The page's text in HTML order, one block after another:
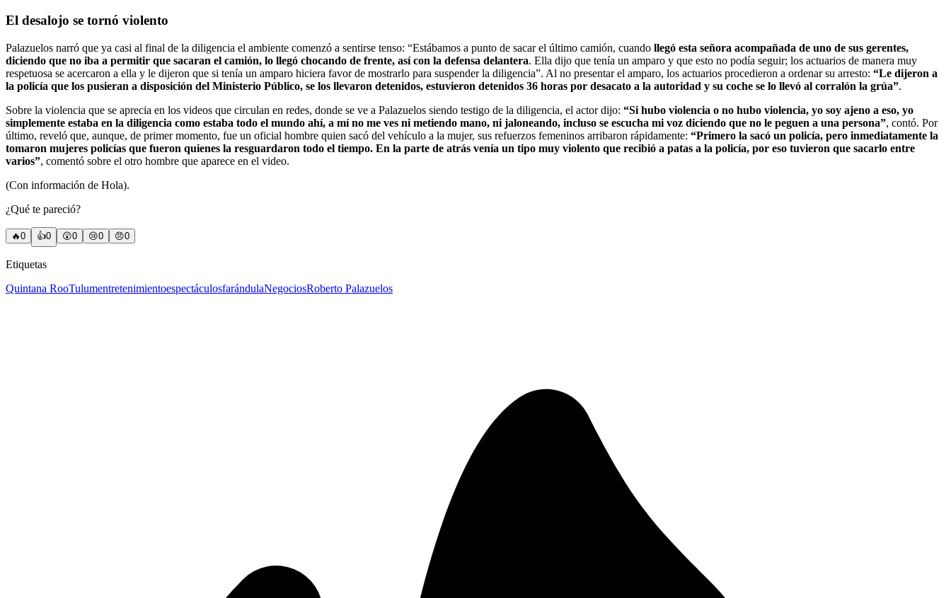
El desalojo se tornó violento
Palazuelos narró que ya casi al final de la diligencia el ambiente comenzó a sentirse tenso: “Estábamos a punto de sacar el último camión, cuando llegó esta señora acompañada de uno de sus gerentes,
diciendo que no iba a permitir que sacaran el camión, lo llegó chocando de frente, así con la defensa delantera. Ella dijo que tenía un amparo y que esto no podía seguir; los actuarios de manera muy
respetuosa se acercaron a ella y le dijeron que si tenía un amparo hiciera favor de mostrarlo para suspender la diligencia”. Al no presentar el amparo, los actuarios procedieron a ordenar su arresto: “Le dijeron a
la policía que los pusieran a disposición del Ministerio Público, se los llevaron detenidos, estuvieron detenidos 36 horas por desacato a la autoridad y su coche se lo llevó al corralón la grúa”.
Sobre la violencia que se aprecia en los videos que circulan en redes, donde se ve a Palazuelos siendo testigo de la diligencia, el actor dijo: “Si hubo violencia o no hubo violencia, yo soy ajeno a eso, yo
simplemente estaba en la diligencia como estaba todo el mundo ahí, a mí no me ves ni metiendo mano, ni jaloneando, incluso se escucha mi voz diciendo que no le peguen a una persona”, contó. Por
último, reveló que, aunque, de primer momento, fue un oficial hombre quien sacó del vehículo a la mujer, sus refuerzos femeninos arribaron rápidamente: “Primero la sacó un policía, pero inmediatamente la
tomaron mujeres policías que fueron quienes la resguardaron todo el tiempo. En la parte de atrás venía un tipo muy violento que recibió a patas a la policía, por eso tuvieron que sacarlo entre
varios”, comentó sobre el otro hombre que aparece en el video.
(Con información de Hola).
¿Qué te pareció?
🔥0 👍0 😲0 😢0 😠0
Etiquetas
Quintana RooTulumentretenimientoespectáculosfarándulaNegociosRoberto Palazuelos